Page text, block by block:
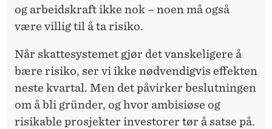
og arbeidskraft ikke nok – noen må også
være villig til å ta risiko.
Når skattesystemet gjør det vanskeligere å
bære risiko, ser vi ikke nødvendigvis effekten
neste kvartal. Men det påvirker beslutningen
om å bli gründer, og hvor ambisiøse og
risikable prosjekter investorer tør å satse på.